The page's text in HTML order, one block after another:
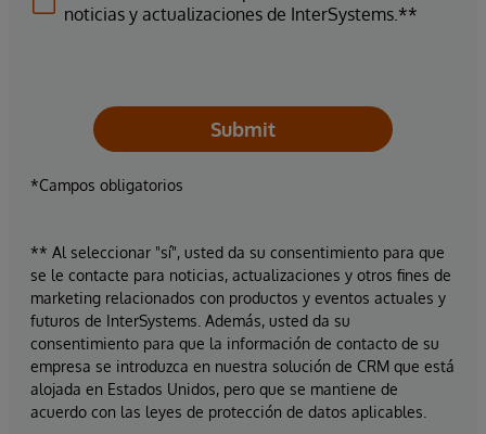
noticias y actualizaciones de InterSystems.**
Submit
*Campos obligatorios
** Al seleccionar "sí", usted da su consentimiento para que
se le contacte para noticias, actualizaciones y otros fines de
marketing relacionados con productos y eventos actuales y
futuros de InterSystems. Además, usted da su
consentimiento para que la información de contacto de su
empresa se introduzca en nuestra solución de CRM que está
alojada en Estados Unidos, pero que se mantiene de
acuerdo con las leyes de protección de datos aplicables.